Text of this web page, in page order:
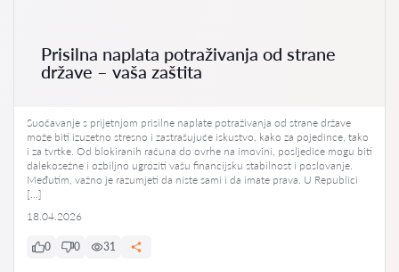
Prisilna naplata potraživanja od strane
države – vaša zaštita
Suočavanje s prijetnjom prisilne naplate potraživanja od strane države
može biti izuzetno stresno i zastrašujuće iskustvo, kako za pojedince, tako
i za tvrtke. Od blokiranih računa do ovrhe na imovini, posljedice mogu biti
dalekosežne i ozbiljno ugroziti vašu financijsku stabilnost i poslovanje.
Međutim, važno je razumjeti da niste sami i da imate prava. U Republici
[…]
18.04.2026
0 0 31